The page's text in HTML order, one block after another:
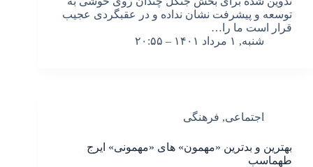
توسعه و پیشرفت نشان نداده و در عقبگردی عجیب
قرار است ما را…
شنبه, ۱ مرداد ۱۴۰۱ – ۲۰:۵۵
اجتماعی, فرهنگی
بهترین و بدترین «مهمون» های «مهمونی» ایرج
طهماسب